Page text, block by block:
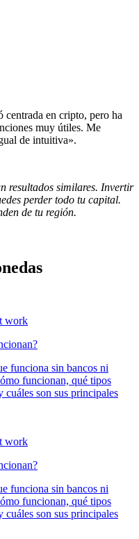
centrada en cripto, pero ha
muy útiles. Me
de intuitiva».
resultados similares. Invertir
perder todo tu capital.
de tu región.
funciona sin bancos ni
funcionan, qué tipos
cuáles son sus principales
funciona sin bancos ni
funcionan, qué tipos
cuáles son sus principales